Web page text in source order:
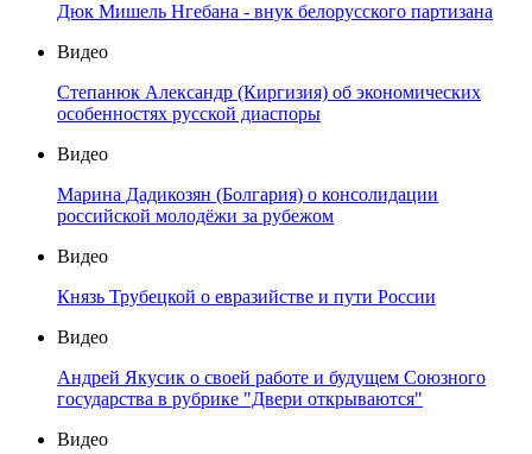
Дюк Мишель Нгебана - внук белорусского партизана
Видео
Степанюк Александр (Киргизия) об экономических
особенностях русской диаспоры
Видео
Марина Дадикозян (Болгария) о консолидации
российской молодёжи за рубежом
Видео
Князь Трубецкой о евразийстве и пути России
Видео
Андрей Якусик о своей работе и будущем Союзного
государства в рубрике "Двери открываются"
Видео